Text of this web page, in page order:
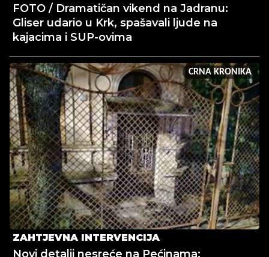
FOTO / Dramatičan vikend na Jadranu:
Gliser udario u Krk, spašavali ljude na
kajacima i SUP-ovima
CRNA KRONIKA
ZAHTJEVNA INTERVENCIJA
Novi detalji nesreće na Pećinama: